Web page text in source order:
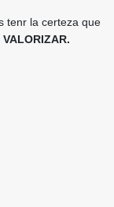
tenr la certeza que
VALORIZAR.